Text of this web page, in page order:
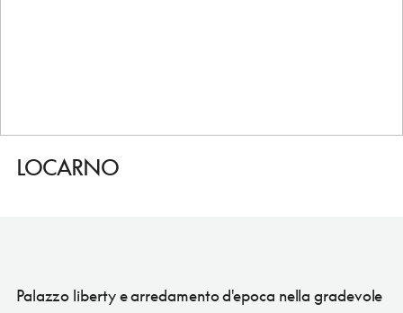
LOCARNO
Palazzo liberty e arredamento d'epoca nella gradevole